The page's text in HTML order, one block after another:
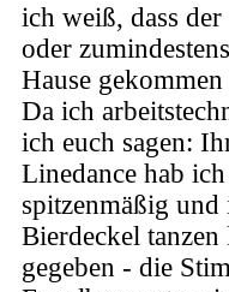
ich weiß, dass
oder
Hause
Da ich
ich euch sagen:
Linedance hab
spitzenmäßig und
Bierdeckel tanzen
gegeben - die